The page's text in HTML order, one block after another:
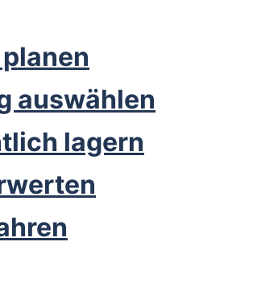
auswählen
lagern